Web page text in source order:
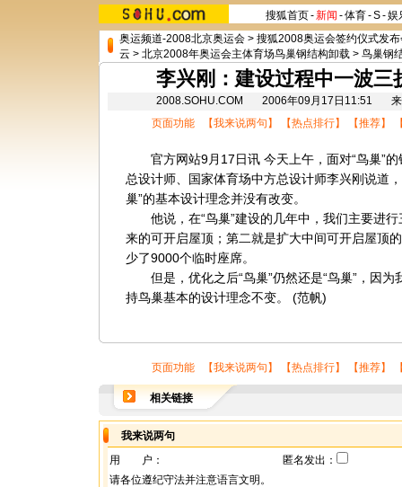
搜狐首页-新闻 -体育-S-娱
奥运频道-2008北京奥运会 > 搜狐2008奥运会签约仪式发
云 > 北京2008年奥运会主体育场鸟巢钢结构卸载 > 鸟巢钢
李兴刚：建设过程中一波三
2008.SOHU.COM 2006年09月17日11:51 来
页面功能 【我来说两句 】 【热点排行】 【推荐】
官方网站9月17日讯 今天上午，面对“鸟巢”的
总设计师、国家体育场中方总设计师李兴刚说道
巢”的基本设计理念并没有改变。
他说，在“鸟巢”建设的几年中，我们主要进行
来的可开启屋顶；第二就是扩大中间可开启屋顶
少了9000个临时座席。
但是，优化之后“鸟巢”仍然还是“鸟巢”，因为
持鸟巢基本的设计理念不变。 (范帆)
页面功能 【我来说两句 】 【热点排行】 【推荐】
相关链接
我来说两句
用 户：
匿名发出：
请各位遵纪守法并注意语言文明。